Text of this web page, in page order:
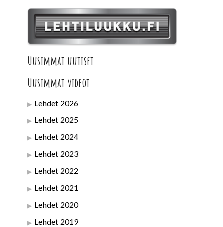
Uusimmat uutiset
Uusimmat videot
Lehdet 2026
Lehdet 2025
Lehdet 2024
Lehdet 2023
Lehdet 2022
Lehdet 2021
Lehdet 2020
Lehdet 2019